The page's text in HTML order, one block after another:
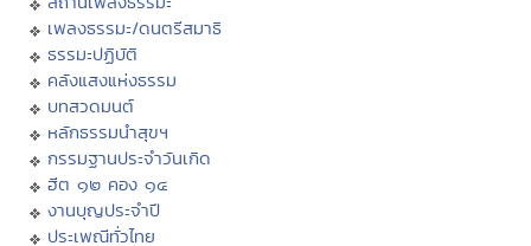
เพลงธรรมะ/ดนตรีสมาธิ
ธรรมะปฏิบัติ
คลังแสงแห่งธรรม
บทสวดมนต์
หลักธรรมนำสุขฯ
กรรมฐานประจำวันเกิด
ฮีต ๑๒ คอง ๑๔
งานบุญประจำปี
ประเพณีทั่วไทย